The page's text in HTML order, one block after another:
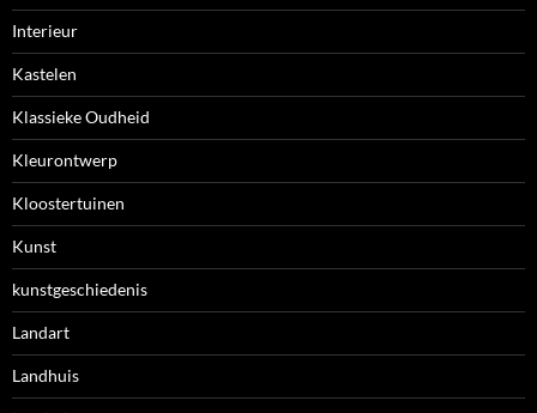
Interieur
Kastelen
Klassieke Oudheid
Kleurontwerp
Kloostertuinen
Kunst
kunstgeschiedenis
Landart
Landhuis